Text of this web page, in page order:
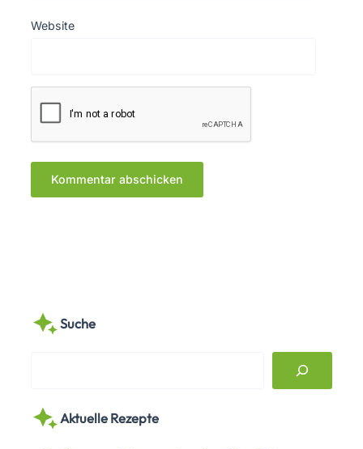
Website
Suche
r
Aktuelle Rezepte